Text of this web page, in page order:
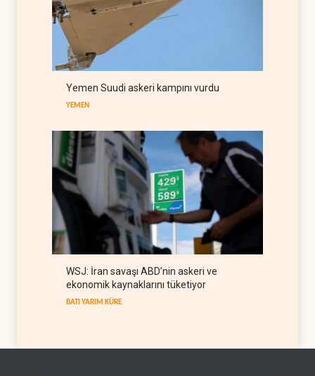
Yemen’den dengeleri
değiştirecek yeni askeri
ordusunu hedef aldı
Yemen Suudi askeri kampını vurdu
YEMEN
WSJ: İran savaşı ABD’nin askeri ve
ekonomik kaynaklarını tüketiyor
BATI YARIM KÜRE